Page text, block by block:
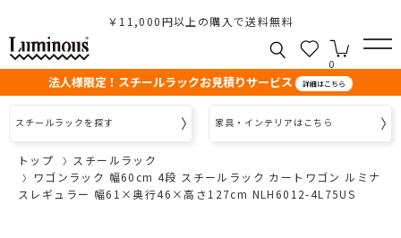
￥11,000円以上の購入で送料無料
0
法人様限定！スチールラックお見積りサービス 詳細はこちら
スチールラックを探す 家具・インテリアはこちら
トップ
スチールラック
ワゴンラック 幅60cm 4段 スチールラック カートワゴン ルミナ
スレギュラー 幅61×奥行46×高さ127cm NLH6012-4L75US